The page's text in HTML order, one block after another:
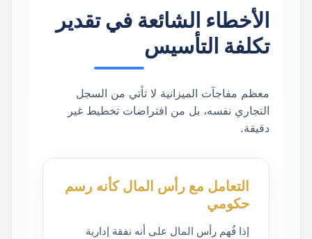
الأخطاء الشائعة في تقدير
تكلفة التأسيس
معظم مفاجآت الميزانية لا تأتي من السجل
التجاري نفسه، بل من افتراضات تخطيط غير
دقيقة.
التعامل مع رأس المال كأنه رسم
حكومي
إذا فُهم رأس المال على أنه نفقة إدارية